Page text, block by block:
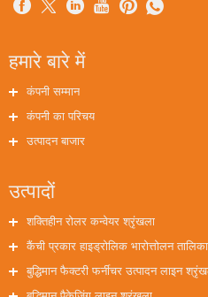
हमारे बारे में
कंपनी सम्मान
कंपनी का परिचय
उत्पादन बाजार
उत्पादों
शक्तिहीन रोलर कन्वेयर श्रृंखला
कैंची प्रकार हाइड्रोलिक भारोत्तोलन
बुद्धिमान फैक्टरी फर्नीचर उत्पादन लाइन